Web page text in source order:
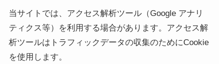
当サイトでは、アクセス解析ツール（Google アナリ
ティクス等）を利用する場合があります。アクセス解
析ツールはトラフィックデータの収集のためにCookie
を使用します。